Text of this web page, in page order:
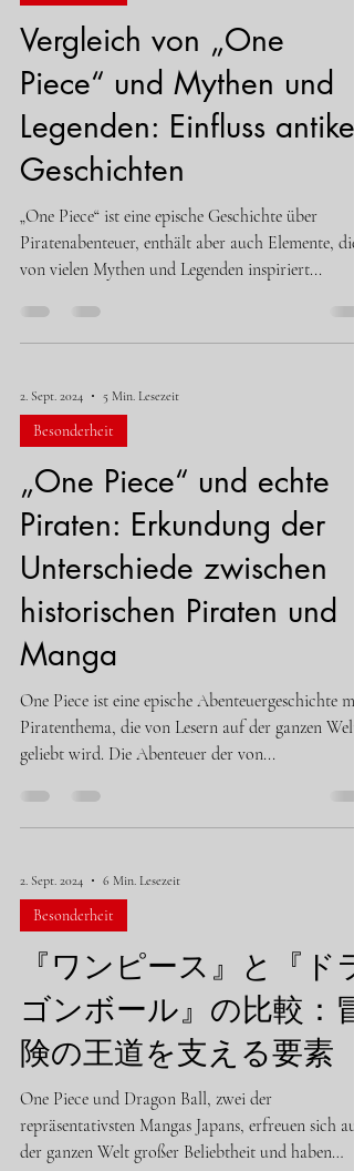
Vergleich von „One
Piece“ und Mythen und
Legenden: Einfluss antiker
Geschichten
„One Piece“ ist eine epische Geschichte über
Piratenabenteuer, enthält aber auch Elemente, die
von vielen Mythen und Legenden inspiriert...
2. Sept. 2024 5 Min. Lesezeit
Besonderheit
„One Piece“ und echte
Piraten: Erkundung der
Unterschiede zwischen
historischen Piraten und
Manga
One Piece ist eine epische Abenteuergeschichte mit
Piratenthema, die von Lesern auf der ganzen Welt
geliebt wird. Die Abenteuer der von...
2. Sept. 2024 6 Min. Lesezeit
Besonderheit
『ワンピース』と『ドラ
ゴンボール』の比較：冒
険の王道を支える要素
One Piece und Dragon Ball, zwei der
repräsentativsten Mangas Japans, erfreuen sich auf
der ganzen Welt großer Beliebtheit und haben